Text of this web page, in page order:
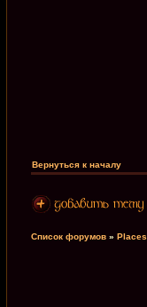
Вернуться к началу
Список форумов » Places